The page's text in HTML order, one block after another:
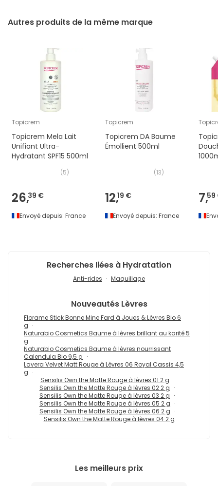
Autres produits de la même marque
Topicrem
Topicrem Mela Lait
Unifiant Ultra-
Hydratant SPF15 500ml
(5)
26,39 €
Envoyé depuis: France
Topicrem
Topicrem DA Baume
Émollient 500ml
(13)
12,19 €
Envoyé depuis: France
7,59
Recherches liées à Hydratation
Anti-rides Maquillage
Nouveautés Lèvres
Florame Stick Bonne Mine Fard à Joues & Lèvres Bio 6
g
Naturabio Cosmetics Baume à lèvres brillant au karité 5
g
Naturabio Cosmetics Baume à lèvres nourrissant
Calendula Bio 9,5 g
Lavera Velvet Matt Rouge à Lèvres 06 Royal Cassis 4,5
g
Sensilis Own the Matte Rouge à lèvres 01 2 g
Sensilis Own the Matte Rouge à lèvres 02 2 g
Sensilis Own the Matte Rouge à lèvres 03 2 g
Sensilis Own the Matte Rouge à lèvres 05 2 g
Sensilis Own the Matte Rouge à lèvres 06 2 g
Sensilis Own the Matte Rouge à lèvres 04 2 g
Les meilleurs prix